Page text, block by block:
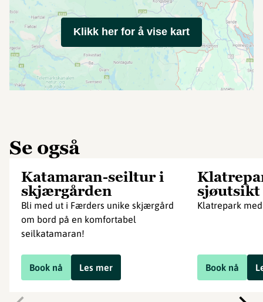
Klikk her for å vise kart
Se også
Katamaran-seiltur i
skjærgården
Bli med ut i Færders unike skjærgård
om bord på en komfortabel
seilkatamaran!
Book nå Les mer
sjøutsikt
Klatrepark
Book nå